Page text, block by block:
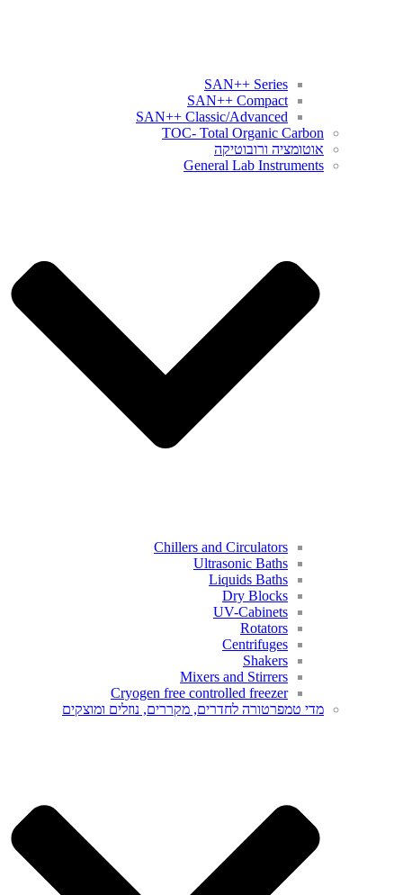
SAN++ Series
SAN++ Compact
SAN++ Classic/Advanced
TOC- Total Organic Carbon
אוטומציה ורובוטיקה
General Lab Instruments
Chillers and Circulators
Ultrasonic Baths
Liquids Baths
Dry Blocks
UV-Cabinets
Rotators
Centrifuges
Shakers
Mixers and Stirrers
Cryogen free controlled freezer​
מדי טמפרטורה לחדרים, מקררים, נוזלים ומוצקים